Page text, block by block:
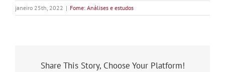
janeiro 25th, 2022 | Fome: Análises e estudos
Share This Story, Choose Your Platform!